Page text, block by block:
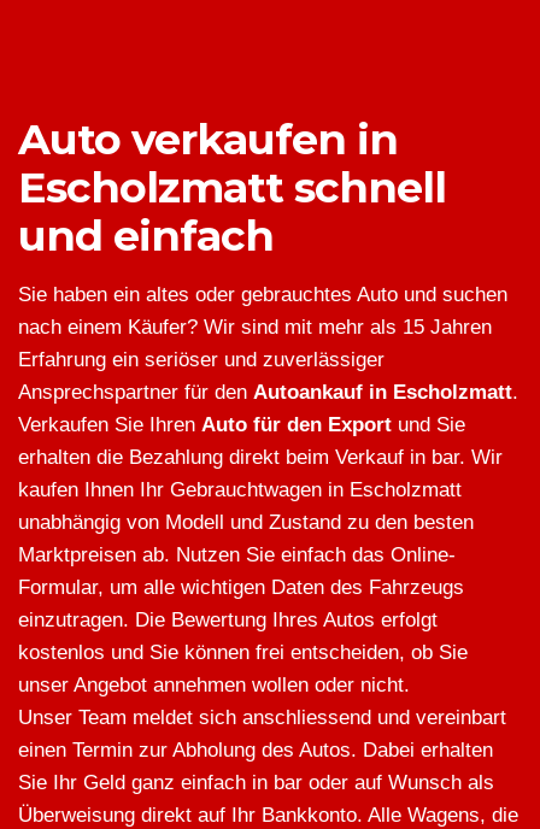
Auto verkaufen in
Escholzmatt schnell
und einfach
Sie haben ein altes oder gebrauchtes Auto und suchen
nach einem Käufer? Wir sind mit mehr als 15 Jahren
Erfahrung ein seriöser und zuverlässiger
Ansprechspartner für den Autoankauf in Escholzmatt.
Verkaufen Sie Ihren Auto für den Export und Sie
erhalten die Bezahlung direkt beim Verkauf in bar. Wir
kaufen Ihnen Ihr Gebrauchtwagen in Escholzmatt
unabhängig von Modell und Zustand zu den besten
Marktpreisen ab. Nutzen Sie einfach das Online-
Formular, um alle wichtigen Daten des Fahrzeugs
einzutragen. Die Bewertung Ihres Autos erfolgt
kostenlos und Sie können frei entscheiden, ob Sie
unser Angebot annehmen wollen oder nicht.
Unser Team meldet sich anschliessend und vereinbart
einen Termin zur Abholung des Autos. Dabei erhalten
Sie Ihr Geld ganz einfach in bar oder auf Wunsch als
Überweisung direkt auf Ihr Bankkonto. Alle Wagens, die